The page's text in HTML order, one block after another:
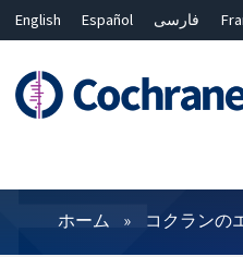
English Español فارسی
フィルター
ホーム コクランの